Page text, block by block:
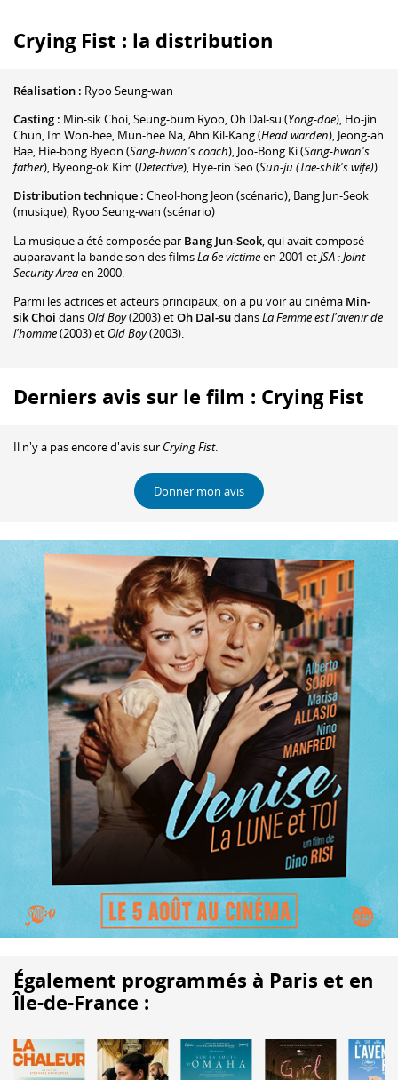
Crying Fist : la distribution
Réalisation : Ryoo Seung-wan
Casting : Min-sik Choi,Seung-bum Ryoo,Oh Dal-su (Yong-dae), Ho-jin
Chun, Im Won-hee, Mun-hee Na,Ahn Kil-Kang(Head warden), Jeong-ah
Bae, Hie-bong Byeon (Sang-hwan's coach), Joo-Bong Ki(Sang-hwan's
father), Byeong-ok Kim (Detective), Hye-rin Seo (Sun-ju (Tae-shik's wife))
Distribution technique : Cheol-hong Jeon (scénario), Bang Jun-Seok
(musique), Ryoo Seung-wan (scénario)
La musique a été composée par Bang Jun-Seok, qui avait composé
auparavant la bande son des filmsLa 6e victimeen 2001 etJSA : Joint
Security Areaen 2000.
Parmi les actrices et acteurs principaux, on a pu voir au cinéma Min-
sik Choi dans Old Boy(2003) etOh Dal-sudansLa Femme est l'avenir de
l'homme(2003) et Old Boy(2003).
Derniers avis sur le film : Crying Fist
Il n'y a pas encore d'avis sur Crying Fist.
Donner mon avis
Également programmés à Paris et en
Île-de-France :